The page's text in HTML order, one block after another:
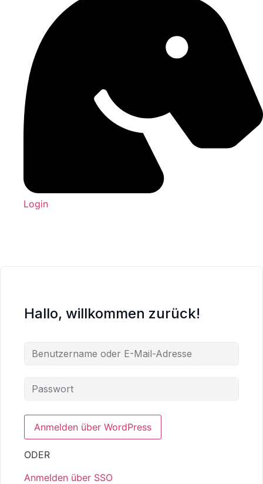
Login
Hallo, willkommen zurück!
ODER
Anmelden über SSO